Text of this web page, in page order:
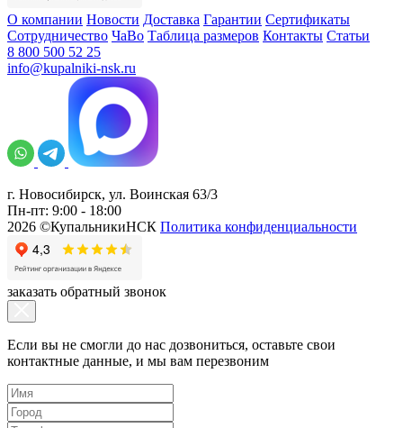
О компании Новости Доставка Гарантии Сертификаты
Сотрудничество ЧаВо Таблица размеров Контакты Статьи
8 800 500 52 25
info@kupalniki-nsk.ru
г. Новосибирск, ул. Воинская 63/3
Пн-пт: 9:00 - 18:00
2026 ©КупальникиНСК Политика конфиденциальности
заказать обратный звонок
Если вы не смогли до нас дозвониться, оставьте свои
контактные данные, и мы вам перезвоним